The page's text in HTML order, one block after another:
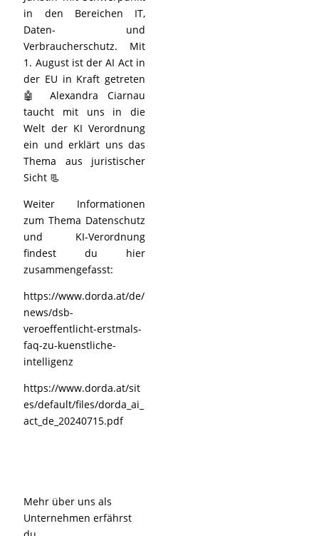
in den Bereichen IT,
Daten- und
Verbraucherschutz. Mit
1. August ist der AI Act in
der EU in Kraft getreten
🤖 Alexandra Ciarnau
taucht mit uns in die
Welt der KI Verordnung
ein und erklärt uns das
Thema aus juristischer
Sicht 📃
Weiter Informationen
zum Thema Datenschutz
und KI-Verordnung
findest du hier
zusammengefasst:
https://www.dorda.at/de/
news/dsb-
veroeffentlicht-erstmals-
faq-zu-kuenstliche-
intelligenz
https://www.dorda.at/sit
es/default/files/dorda_ai_
act_de_20240715.pdf
Mehr über uns als
Unternehmen erfährst